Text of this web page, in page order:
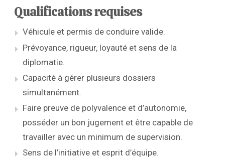
Qualifications requises
Véhicule et permis de conduire valide.
Prévoyance, rigueur, loyauté et sens de la
diplomatie.
Capacité à gérer plusieurs dossiers
simultanément.
Faire preuve de polyvalence et d’autonomie,
posséder un bon jugement et être capable de
travailler avec un minimum de supervision.
Sens de l’initiative et esprit d’équipe.